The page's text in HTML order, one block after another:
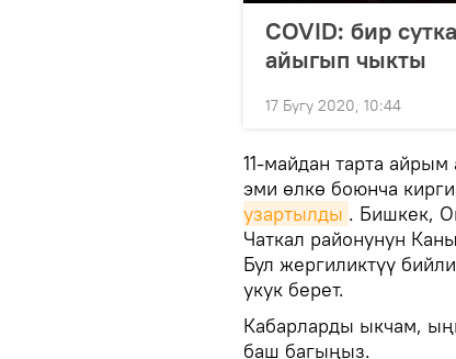
COVID: бир
айыгып чыкты
17 Бугу 2020, 10:44
11-майдан тарта
эми өлкө боюнча
узартылды . Бишкек,
Чаткал районунун
Бул жергиликтүү
укук берет.
Кабарларды ыкчам,
баш багыңыз.